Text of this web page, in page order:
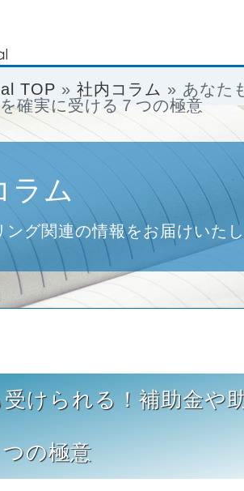
TOP » 社内コラム » あなた
確実に受ける７つの極意
ラム
ング関連の情報をお届けいた
けられる！補助金や
の極意